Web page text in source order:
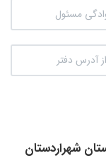
شهراردستان